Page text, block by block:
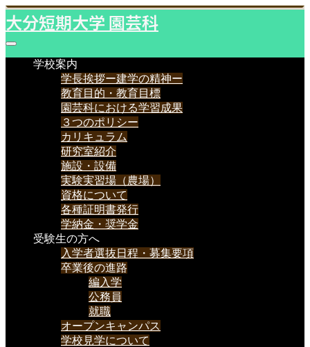
大分短期大学 園芸科
学校案内
学長挨拶ー建学の精神ー
教育目的・教育目標
園芸科における学習成果
３つのポリシー
カリキュラム
研究室紹介
施設・設備
実験実習場（農場）
資格について
各種証明書発行
学納金・奨学金
受験生の方へ
入学者選抜日程・募集要項
卒業後の進路
編入学
公務員
就職
オープンキャンパス
学校見学について